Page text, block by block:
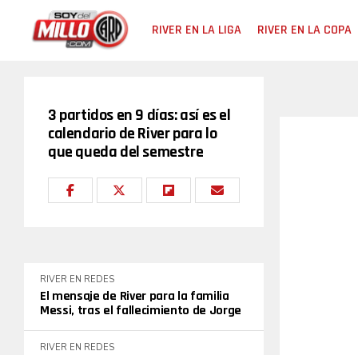
RIVER EN LA LIGA RIVER EN LA COPA
3 partidos en 9 días: así es el
calendario de River para lo
que queda del semestre
RIVER EN REDES
El mensaje de River para la familia
Messi, tras el fallecimiento de Jorge
RIVER EN REDES